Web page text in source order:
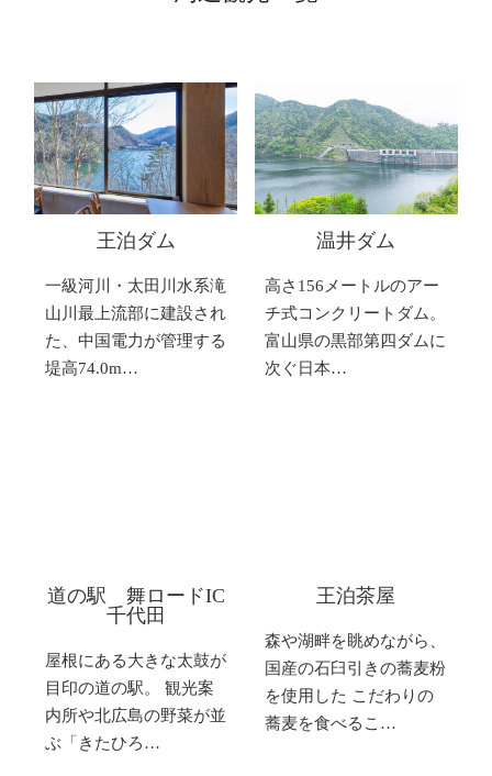
王泊ダム
一級河川・太田川水系滝
山川最上流部に建設され
た、中国電力が管理する
堤高74.0m…
温井ダム
高さ156メートルのアー
チ式コンクリートダム。
富山県の黒部第四ダムに
次ぐ日本…
道の駅 舞ロードIC
千代田
屋根にある大きな太鼓が
目印の道の駅。 観光案
内所や北広島の野菜が並
ぶ「きたひろ…
王泊茶屋
森や湖畔を眺めながら、
国産の石臼引きの蕎麦粉
を使用した こだわりの
蕎麦を食べるこ…